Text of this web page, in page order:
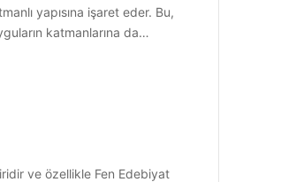
yapısına işaret eder. Bu,
katmanlarına da…
ve özellikle Fen Edebiyat